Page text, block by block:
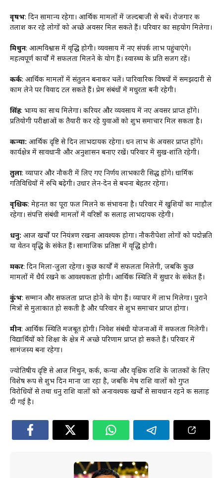
वृषभ: दिन सामान्य रहेगा। आर्थिक मामलों में जल्दबाजी से बचें। रोजगार की
तलाश कर रहे लोगों को अच्छे अवसर मिल सकते हैं। परिवार का सहयोग मिलेगा।
मिथुन: आत्मविश्वास में वृद्धि होगी। व्यवसाय में नए संपर्क लाभ पहुंचाएंगे।
महत्वपूर्ण कार्यों में सफलता मिलने के योग हैं। स्वास्थ्य के प्रति सजग रहें।
कर्क: आर्थिक मामलों में संतुलन बनाकर चलें। पारिवारिक विषयों में समझदारी से
काम लेने पर विवाद टल सकते हैं। प्रेम संबंधों में मधुरता बनी रहेगी।
सिंह: भाग्य का साथ मिलेगा। करियर और व्यवसाय में नए अवसर प्राप्त होंगे।
प्रतियोगी परीक्षाओं की तैयारी कर रहे युवाओं को शुभ समाचार मिल सकता है।
कन्या: आर्थिक दृष्टि से दिन लाभदायक रहेगा। धन लाभ के अवसर प्राप्त होंगे।
कार्यक्षेत्र में सावधानी और अनुशासन बनाए रखें। परिवार में सुख-शांति रहेगी।
तुला: व्यापार और नौकरी में लिए गए निर्णय लाभकारी सिद्ध होंगे। धार्मिक
गतिविधियों में रुचि बढ़ेगी। उधार लेन-देन से बचना बेहतर रहेगा।
वृश्चिक: मेहनत का पूरा फल मिलने की संभावना है। परिवार में खुशियों का माहौल
रहेगा। संपत्ति संबंधी मामलों में वरिष्ठों की सलाह लाभदायक रहेगी।
धनु: आज खर्चों पर नियंत्रण रखना आवश्यक होगा। नौकरीपेशा लोगों को पदोन्नति
या वेतन वृद्धि के संकेत हैं। सामाजिक प्रतिष्ठा में वृद्धि होगी।
मकर: दिन मिला-जुला रहेगा। कुछ कार्यों में सफलता मिलेगी, जबकि कुछ
मामलों में धैर्य रखने की आवश्यकता होगी। आर्थिक स्थिति में सुधार के संकेत हैं।
कुंभ: सम्मान और सफलता प्राप्त होने के योग हैं। व्यापार में लाभ मिलेगा। पुराने
मित्रों से मुलाकात हो सकती है और परिवार से शुभ समाचार प्राप्त होगा।
मीन: आर्थिक स्थिति मजबूत होगी। निवेश संबंधी योजनाओं में सफलता मिलेगी।
विद्यार्थियों को शिक्षा के क्षेत्र में अच्छे परिणाम प्राप्त हो सकते हैं। परिवार में
सामंजस्य बना रहेगा।
ज्योतिषीय दृष्टि से आज मिथुन, कर्क, कन्या और वृश्चिक राशि के जातकों के लिए
विशेष रूप से शुभ दिन माना जा रहा है, जबकि मेष राशि वालों को गुप्त
विरोधियों से तथा धनु राशि वालों को अनावश्यक खर्चों से सावधान रहने की सलाह
दी गई है।